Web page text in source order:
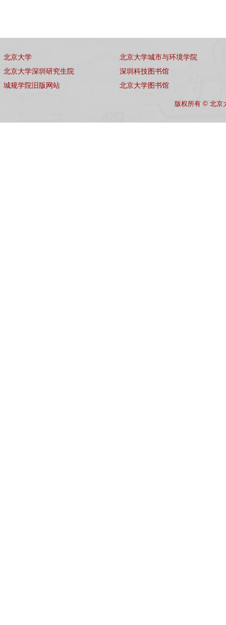
北京大学
北京大学深圳研究生院
城规学院旧版网站
北京大学城市与环境学院
深圳科技图书馆
北京大学图书馆
版权所有 © 北